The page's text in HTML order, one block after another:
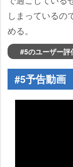
しまっているの
める。
#5のユーザー評
#5予告動画